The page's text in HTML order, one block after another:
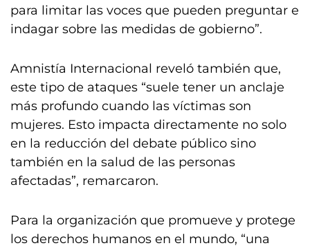
para limitar las voces que pueden preguntar e
indagar sobre las medidas de gobierno”.
Amnistía Internacional reveló también que,
este tipo de ataques “suele tener un anclaje
más profundo cuando las víctimas son
mujeres. Esto impacta directamente no solo
en la reducción del debate público sino
también en la salud de las personas
afectadas”, remarcaron.
Para la organización que promueve y protege
los derechos humanos en el mundo, “una